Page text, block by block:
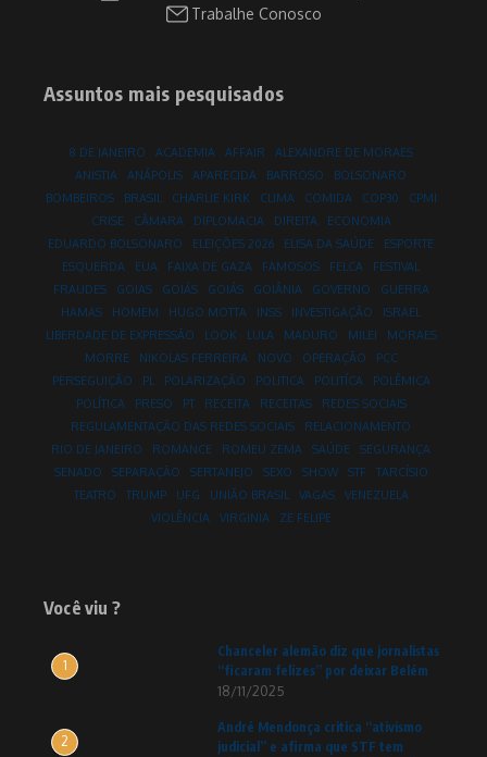
Trabalhe Conosco
Assuntos mais pesquisados
8 DE JANEIRO ACADEMIA AFFAIR
ALEXANDRE DE MORAES
ANISTIA
ANÁPOLIS APARECIDA BARROSO
BOLSONARO
BOMBEIROS
BRASIL CHARLIE KIRK CLIMA COMIDA COP30
CPMI
CRISE
CÂMARA DIPLOMACIA DIREITA
ECONOMIA
EDUARDO BOLSONARO
ELEIÇÕES 2026 ELISA DA SAÚDE
ESPORTE
ESQUERDA
EUA FAIXA DE GAZA FAMOSOS FELCA
FESTIVAL
FRAUDES
GOIAS GOIÁS GOIÁS GOIÂNIA GOVERNO
GUERRA
HAMAS
HOMEM HUGO MOTTA INSS INVESTIGAÇÃO
ISRAEL
LIBERDADE DE EXPRESSÃO
LOOK LULA MADURO MILEI
MORAES
MORRE
NIKOLAS FERREIRA NOVO OPERAÇÃO
PCC
PERSEGUIÇÃO
PL POLARIZAÇÃO POLITICA POLITÍCA
POLÊMICA
POLÍTICA
PRESO PT RECEITA RECEITAS
REDES SOCIAIS
REGULAMENTAÇÃO DAS REDES SOCIAIS
RELACIONAMENTO
RIO DE JANEIRO
ROMANCE ROMEU ZEMA SAÚDE
SEGURANÇA
SENADO
SEPARAÇÃO SERTANEJO SEXO SHOW STF
TARCÍSIO
TEATRO
TRUMP UFG UNIÃO BRASIL VAGAS
VENEZUELA
VIOLÊNCIA
VIRGINIA ZE FELIPE
Você viu ?
1
Chanceler alemão diz que jornalistas
“ficaram felizes” por deixar Belém
18/11/2025
2
André Mendonça critica “ativismo
judicial” e afirma que STF tem